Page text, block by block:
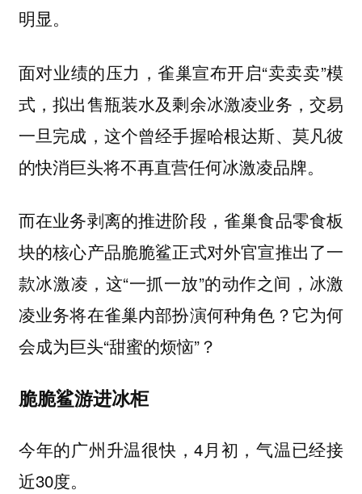
明显。
面对业绩的压力，雀巢宣布开启“卖卖卖”模
式，拟出售瓶装水及剩余冰激凌业务，交易
一旦完成，这个曾经手握哈根达斯、莫凡彼
的快消巨头将不再直营任何冰激凌品牌。
而在业务剥离的推进阶段，雀巢食品零食板
块的核心产品脆脆鲨正式对外官宣推出了一
款冰激凌，这“一抓一放”的动作之间，冰激
凌业务将在雀巢内部扮演何种角色？它为何
会成为巨头“甜蜜的烦恼”？
脆脆鲨游进冰柜
今年的广州升温很快，4月初，气温已经接
近30度。